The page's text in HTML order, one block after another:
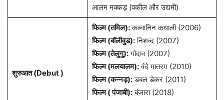
आलम मक्कड़ (वकील और उद्यमी)
शुरुआत (Debut )
फिल्म (तमिल):कल्वानिन कधाली (2006)
फिल्म (बॉलीवुड):निशब्द (2007)
फिल्म (तेलुगु):गोदाव (2007)
फिल्म (मलयालम):वंदे मातरम (2010)
फिल्म (कन्नड़):डबल डेकर (2011)
फिल्म ( पंजाबी):बंजारा (2018)